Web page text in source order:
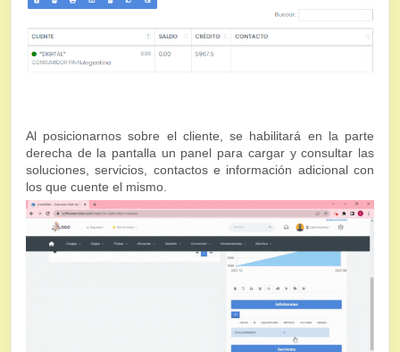
Al posicionarnos sobre el cliente, se habilitará en la parte
derecha de la pantalla un panel para cargar y consultar las
soluciones, servicios, contactos e información adicional con
los que cuente el mismo.